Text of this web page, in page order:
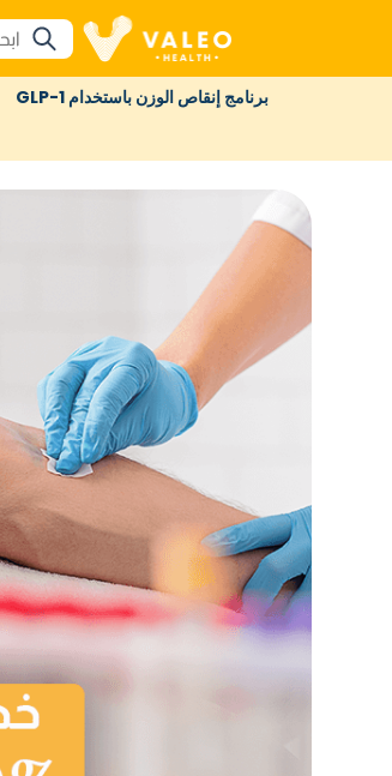
برنامج إنقاص الوزن باستخدام GLP-1